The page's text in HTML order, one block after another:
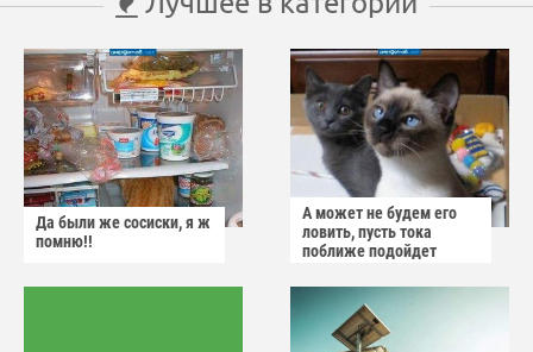
Да были же сосиски, я ж
помню!!
А может не будем его
ловить, пусть тока
поближе подойдет